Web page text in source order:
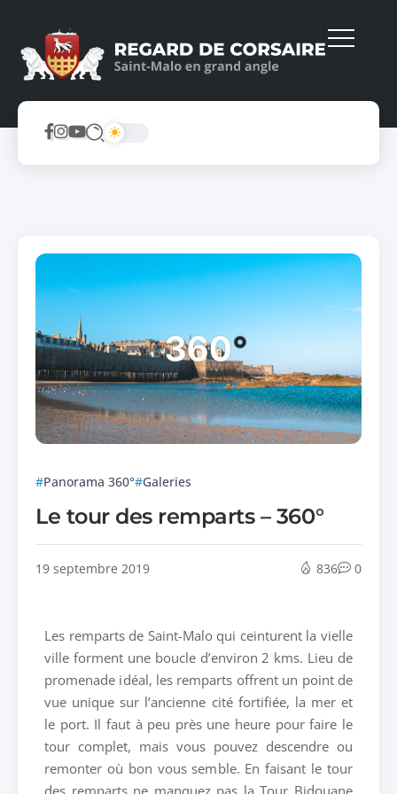
Panorama 360° Galeries
Le tour des remparts – 360°
19 septembre 2019 836 0
Les remparts de Saint-Malo qui ceinturent la vielle
ville forment une boucle d’environ 2 kms. Lieu de
promenade idéal, les remparts offrent un point de
vue unique sur l’ancienne cité fortifiée, la mer et
le port. Il faut à peu près une heure pour faire le
tour complet, mais vous pouvez descendre ou
remonter où bon vous semble. En faisant le tour
des remparts ne manquez pas la Tour Bidouane